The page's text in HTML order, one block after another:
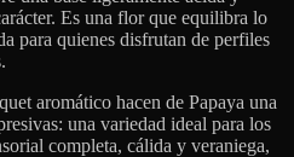
Es una flor que equilibra lo
para quienes disfrutan de perfiles
aromático hacen de Papaya una
una variedad ideal para los
completa, cálida y veraniega,